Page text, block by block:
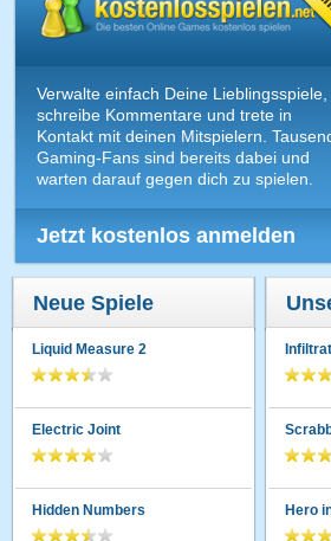
Verwalte einfach Deine Lieblingsspiele,
schreibe Kommentare und trete in
Kontakt mit deinen Mitspielern.
Gaming-Fans sind bereits dabei und
warten darauf gegen dich zu spielen.
Jetzt kostenlos anmelden
Neue Spiele
Liquid Measure 2
Electric Joint
Hidden Numbers Hero